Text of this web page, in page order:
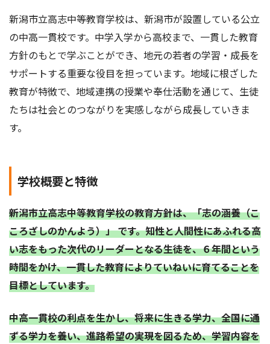
新潟市立高志中等教育学校は、新潟市が設置している公立
の中高一貫校です。中学入学から高校まで、一貫した教育
方針のもとで学ぶことができ、地元の若者の学習・成長を
サポートする重要な役目を担っています。地域に根ざした
教育が特徴で、地域連携の授業や奉仕活動を通じて、生徒
たちは社会とのつながりを実感しながら成長していきま
す。
学校概要と特徴
新潟市立高志中等教育学校の教育方針は、「志の涵養（こ
ころざしのかんよう）」 です。知性と人間性にあふれる高
い志をもった次代のリーダーとなる生徒を、６年間という
時間をかけ、一貫した教育によりていねいに育てることを
目標としています。
中高一貫校の利点を生かし、将来に生きる学力、全国に通
ずる学力を養い、進路希望の実現を図るため、学習内容を